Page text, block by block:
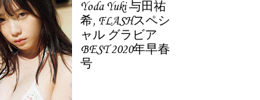
Yoda Yuki 与田祐
希, FLASHスペシ
ャル グラビア
BEST 2020年早春
号